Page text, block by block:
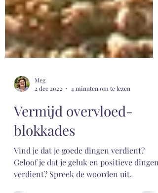
2 dec 2022
4 minuten om te lezen
Vermijd overvloed-
blokkades
Vind je dat je goede dingen verdient?